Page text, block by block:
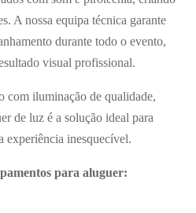
A nossa equipa técnica garante
durante todo o evento,
visual profissional.
com iluminação de qualidade,
de luz é a solução ideal para
experiência inesquecível.
para aluguer: